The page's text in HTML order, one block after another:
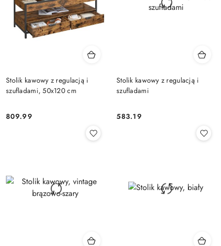
Stolik kawowy z regulacją i
szufladami, 50x120 cm
Cena:
809.99
Stolik kawowy z regulacją i
szufladami
Cena:
583.19